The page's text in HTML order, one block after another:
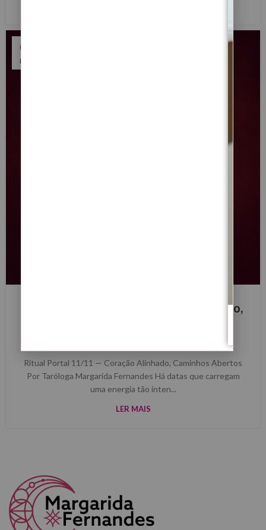
07
NOV
Ritual Portal 11/11 — Coração Alinhado,
Ritual Portal 11/11 — Coração Alinhado, Caminhos Abertos
Por Taróloga Margarida Fernandes Há datas que carregam
uma energia tão inten...
LER MAIS